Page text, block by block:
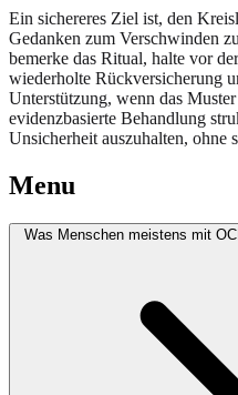
Ein sichereres Ziel ist, den
Gedanken zum Verschwinden
bemerke das Ritual, halte vor
wiederholte Rückversicherung
Unterstützung, wenn das
evidenzbasierte Behandlung
Unsicherheit auszuhalten, ohne
Menu
Was Menschen meistens mit